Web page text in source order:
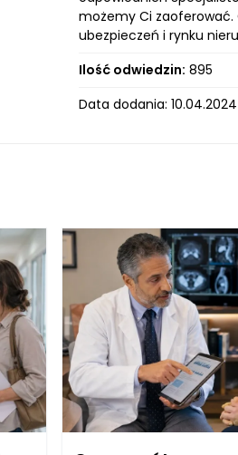
możemy Ci zaoferować.
ubezpieczeń i rynku
Ilość odwiedzin: 895
Data dodania: 10.04.2024